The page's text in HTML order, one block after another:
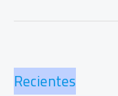
sin
costo
Recientes